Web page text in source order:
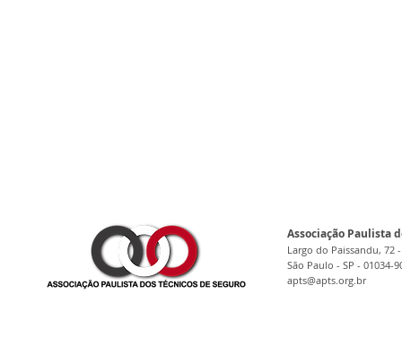
Associação Paulista
Largo do Paissandu, 72
São Paulo - SP - 01034-
apts@apts.org.br